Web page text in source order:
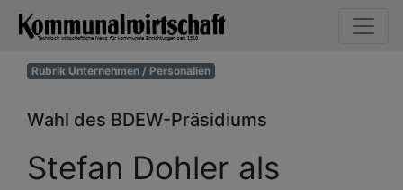
Rubrik Unternehmen / Personalien
Wahl des BDEW-Präsidiums
Stefan Dohler als